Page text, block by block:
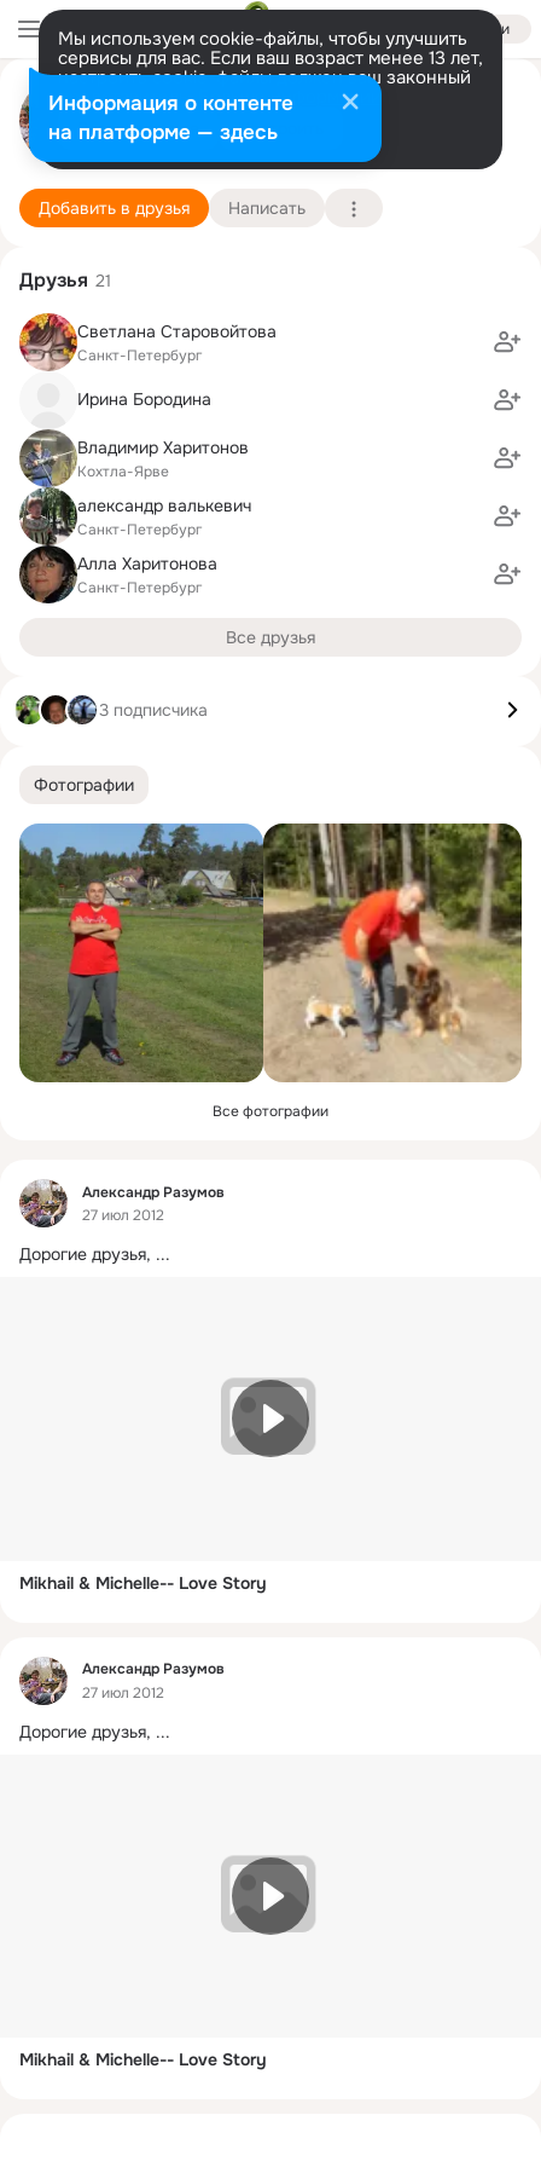
Войти
Мы используем cookie-файлы, чтобы улучшить
сервисы для вас. Если ваш возраст менее 13 лет,
настроить cookie-файлы должен ваш законный
представитель. Больше информации
Разрешить все Настроить
Александр Разумов
Атланта 21 мая (69 лет)
Подробнее
Добавить в друзья Написать
Фотографии
Все фотографии
Фид
Александр Разумов
27 июл 2012
Дорогие друзья, ...
Mikhail & Michelle-- Love Story
Фид
Александр Разумов
27 июл 2012
Дорогие друзья, ...
Mikhail & Michelle-- Love Story
Друзья 21
Светлана Старовойтова
Санкт-Петербург
Ирина Бородина
Владимир Харитонов
Кохтла-Ярве
александр валькевич
Санкт-Петербург
Алла Харитонова
Санкт-Петербург
Все друзья
3 подписчика
Информация о контенте
на платформе — здесь